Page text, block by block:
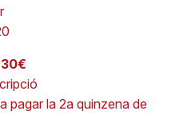
pagar la 2a quinzena de